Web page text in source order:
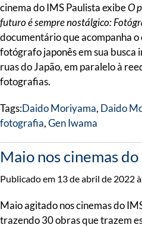
cinema do IMS Paulista exibeO
futuro é sempre nostálgico:
documentário que acompanha
fotógrafo japonês em sua busca
ruas do Japão, em paralelo à
fotografias.
Tags:Daido Moriyama, Daido
fotografia,Gen Iwama
Maio nos cinemas
Publicado em 13 de abril de 2022
Maio agitado nos cinemas do
trazendo 30 obras que trazem